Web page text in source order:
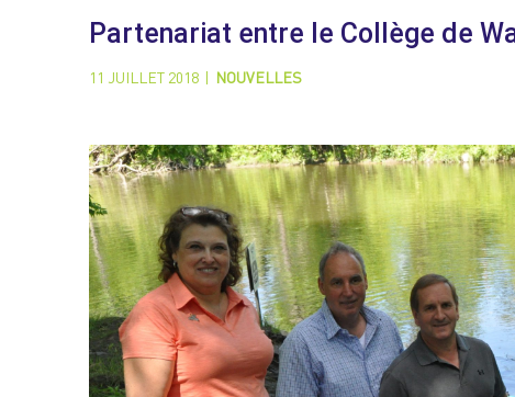
Partenariat entre le Collège de
11 JUILLET 2018 NOUVELLES